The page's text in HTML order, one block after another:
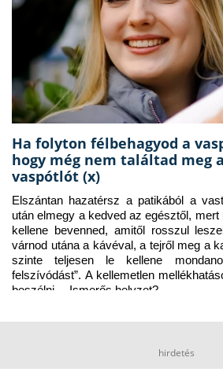
Ha folyton félbehagyod a
hogy még nem találtad meg
vaspótlót (x)
Elszántan hazatérsz a patikából a
után elmegy a kedved az egésztől, mert
kellene bevenned, amitől rosszul
várnod utána a kávéval, a tejről meg a
szinte teljesen le kellene
felszívódást”. A kellemetlen
beszélni… Ismerős helyzet?
hirdetés